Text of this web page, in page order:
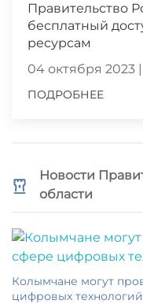
Правительство
бесплатный
ресурсам
04 октября 2023 |
ПОДРОБНЕЕ
Новости
области
Колымчане могут
цифровых технологий